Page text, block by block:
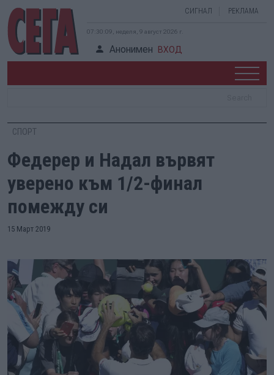
СИГНАЛ РЕКЛАМА
07:30:10, неделя, 9 август 2026 г.
Анонимен ВХОД
СПОРТ
Федерер и Надал вървят
уверено към 1/2-финал
помежду си
15 Март 2019